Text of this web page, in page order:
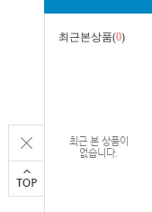
최근본상품(0)
최근 본 상품이
없습니다.